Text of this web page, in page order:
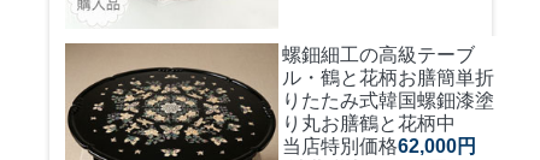
螺鈿細工の高級テーブ
ル・鶴と花柄お膳簡単折
りたたみ式韓国螺鈿漆塗
り丸お膳鶴と花柄中
当店特別価格62,000円